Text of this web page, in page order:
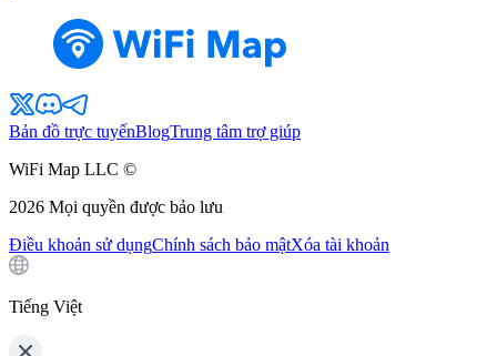
Bản đồ trực tuyếnBlogTrung tâm trợ giúp
WiFi Map LLC ©
2026 Mọi quyền được bảo lưu
Điều khoản sử dụngChính sách bảo mậtXóa tài khoản
Tiếng Việt